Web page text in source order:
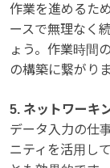
作業を進めるた
ースで無理なく
ょう。作業時間
の構築に繋がりま
5. ネットワーキ
データ入力の仕
ニティを活用し